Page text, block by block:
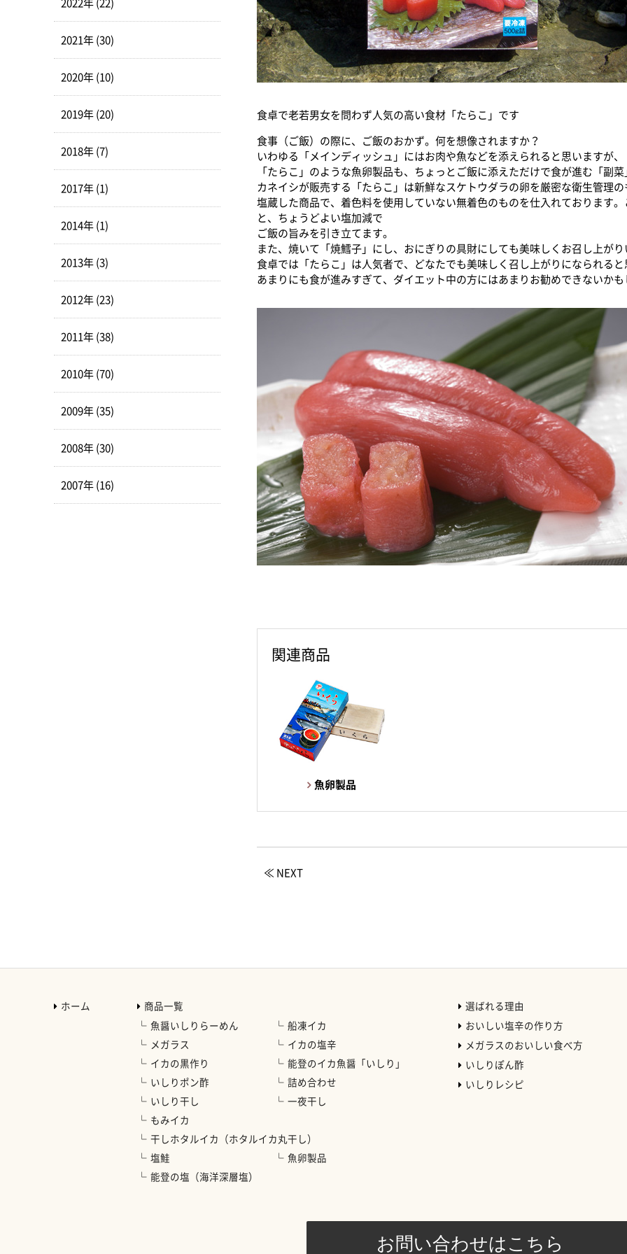
食卓で老若男女を問わず人気の高い食材「たらこ」です
食事（ご飯）の際に、ご飯のおかず。何を想像されますか？
いわゆる「メインディッシュ」にはお肉や魚などを添えられると思いますが、
「たらこ」のような魚卵製品も、ちょっとご飯に添えただけで食が進む「副菜
カネイシが販売する「たらこ」は新鮮なスケトウダラの卵を厳密な衛生管理の
塩蔵した商品で、着色料を使用していない無着色のものを仕入れております
と、ちょうどよい塩加減で
ご飯の旨みを引き立てます。
また、焼いて「焼鱈子」にし、おにぎりの具財にしても美味しくお召し上がり
食卓では「たらこ」は人気者で、どなたでも美味しく召し上がりになられると
あまりにも食が進みすぎて、ダイエット中の方にはあまりお勧めできないか
関連商品
魚卵製品
≪ NEXT
2021年 (30)
2020年 (10)
2019年 (20)
2018年 (7)
2017年 (1)
2014年 (1)
2013年 (3)
2012年 (23)
2011年 (38)
2010年 (70)
2009年 (35)
2008年 (30)
2007年 (16)
ホーム
商品一覧
魚醤いしりらーめん
船凍イカ
メガラス
イカの塩辛
イカの黒作り
能登のイカ魚醤「いしり」
いしりポン酢
詰め合わせ
いしり干し
一夜干し
もみイカ
干しホタルイカ（ホタルイカ丸干し）
塩鮭
魚卵製品
能登の塩（海洋深層塩）
選ばれる理由
おいしい塩辛の作り方
メガラスのおいしい食べ方
いしりぽん酢
いしりレシピ
お問い合わせはこちら